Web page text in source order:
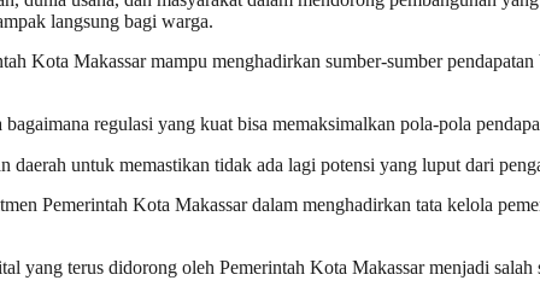
langsung bagi warga.
Kota Makassar mampu menghadirkan sumber-sumber
regulasi yang kuat bisa memaksimalkan pola-pola
daerah untuk memastikan tidak ada lagi potensi yang luput dari
Pemerintah Kota Makassar dalam menghadirkan tata kelola
yang terus didorong oleh Pemerintah Kota Makassar menjadi